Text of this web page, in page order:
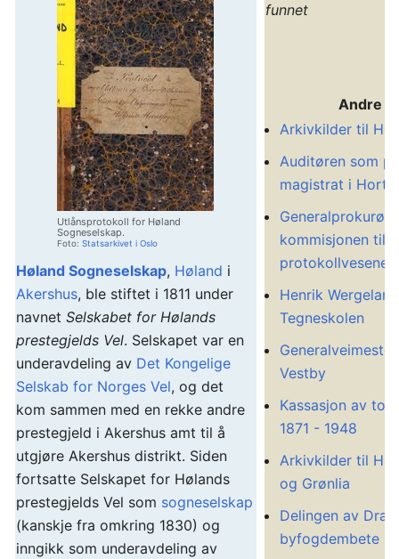
Utlånsprotokoll for Høland
Sogneselskap.
Foto: Statsarkivet i Oslo
Høland Sogneselskap, Høland i
Akershus, ble stiftet i 1811 under
navnet Selskabet for Hølands
prestegjelds Vel. Selskapet var en
underavdeling av Det Kongelige
Selskab for Norges Vel, og det
kom sammen med en rekke andre
prestegjeld i Akershus amt til å
utgjøre Akershus distrikt. Siden
fortsatte Selskapet for Hølands
prestegjelds Vel som sogneselskap
(kanskje fra omkring 1830) og
inngikk som underavdeling av
funnet
Andre
Arkivkilder til
Auditøren som
magistrat i
kommisjonen til
protokollvesenet
Henrik
Tegneskolen
Vestby
Kassasjon av
1871 - 1948
Arkivkilder til
og Grønlia
Delingen av
byfogdembete